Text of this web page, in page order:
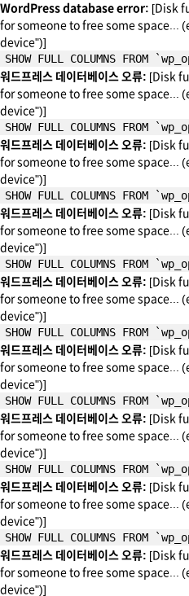
WordPress database error: [Disk
for someone to free some space...
device")]
SHOW FULL COLUMNS FROM
워드프레스 데이터베이스 오류: [Disk
for someone to free some space...
device")]
SHOW FULL COLUMNS FROM
워드프레스 데이터베이스 오류: [Disk
for someone to free some space...
device")]
SHOW FULL COLUMNS FROM
워드프레스 데이터베이스 오류: [Disk
for someone to free some space...
device")]
SHOW FULL COLUMNS FROM
워드프레스 데이터베이스 오류: [Disk
for someone to free some space...
device")]
SHOW FULL COLUMNS FROM
워드프레스 데이터베이스 오류: [Disk
for someone to free some space...
device")]
SHOW FULL COLUMNS FROM
워드프레스 데이터베이스 오류: [Disk
for someone to free some space...
device")]
SHOW FULL COLUMNS FROM
워드프레스 데이터베이스 오류: [Disk
for someone to free some space...
device")]
SHOW FULL COLUMNS FROM
워드프레스 데이터베이스 오류: [Disk
for someone to free some space...
device")]